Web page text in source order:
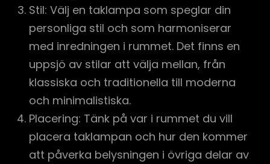
Stil: Välj en taklampa som speglar din
personliga stil och som harmoniserar
med inredningen i rummet. Det finns en
uppsjö av stilar att välja mellan, från
klassiska och traditionella till moderna
och minimalistiska.
Placering: Tänk på var i rummet du vill
placera taklampan och hur den kommer
att påverka belysningen i övriga delar av